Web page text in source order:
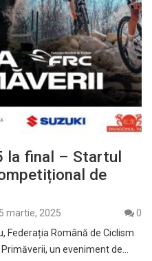
la final – Startul
de
martie, 2025
0
Federația Română de Ciclism
un eveniment de…